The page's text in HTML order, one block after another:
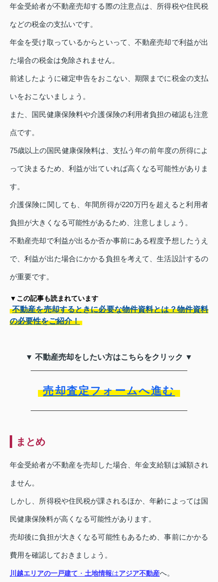
年金受給者が不動産売却する際の注意点は、所得税や住民税
などの税金の支払いです。
年金を受け取っているからといって、不動産売却で利益が出
た場合の税金は免除されません。
前述したように確定申告をおこない、期限までに税金の支払
いをおこないましょう。
また、国民健康保険料や介護保険の利用者負担の確認も注意
点です。
75歳以上の国民健康保険料は、支払う年の前年度の所得によ
って決まるため、利益が出ていれば高くなる可能性がありま
す。
介護保険に関しても、年間所得が220万円を超えると利用者
負担が大きくなる可能性があるため、注意しましょう。
不動産売却で利益が出るか否か事前にある程度予想したうえ
で、利益が出た場合にかかる負担を考えて、生活設計するの
が重要です。
▼この記事も読まれています
不動産を売却するときに必要な物件資料とは？物件資料
の必要性をご紹介！
▼ 不動産売却をしたい方はこちらをクリック ▼
売却査定フォームへ進む
まとめ
年金受給者が不動産を売却した場合、年金支給額は減額され
ません。
しかし、所得税や住民税が課されるほか、年齢によっては国
民健康保険料が高くなる可能性があります。
売却後に負担が大きくなる可能性もあるため、事前にかかる
費用を確認しておきましょう。
川越エリアの一戸建て ・ 土地情報はアジア不動産へ。